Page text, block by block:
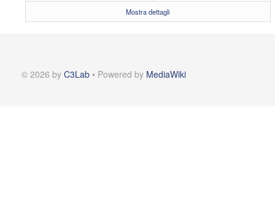
Mostra dettagli
© 2026 by C3Lab • Powered by MediaWiki